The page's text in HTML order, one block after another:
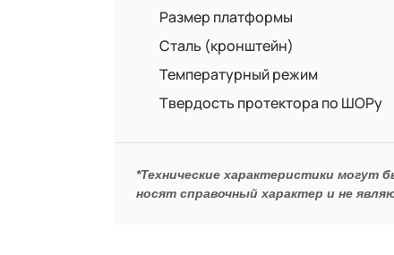
Размер платформы
Сталь (кронштейн)
Температурный режим
Твердость протектора по ШОРу
*Технические характеристики
носят справочный характер и не